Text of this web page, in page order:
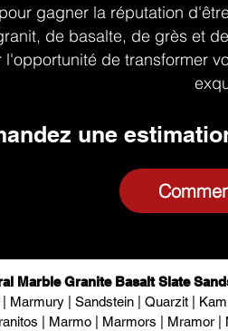
gagner la réputation
de basalte, de grès et
de transformer
une
Marble Granite Basalt Slate
| Sandstein | Quarzit |
| Marmo | Marmors | Mramor